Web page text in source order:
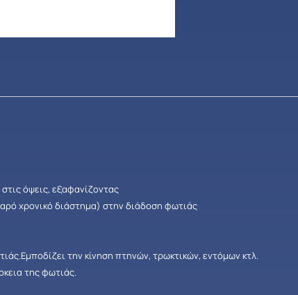
όψεις, εξαφανίζοντας
χρονικό διάστημα) στην διάδοση φωτιάς
την κίνηση πτηνών, τρωκτικών, εντόμων κτλ.
της φωτιάς.